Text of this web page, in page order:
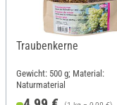
Traubenkerne
Gewicht: 500 g; Material:
Naturmaterial